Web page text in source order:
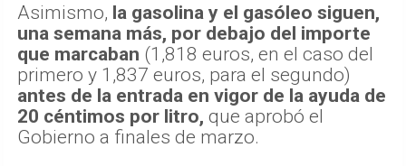
Asimismo, la gasolina y el gasóleo siguen,
una semana más, por debajo del importe
que marcaban (1,818 euros, en el caso del
primero y 1,837 euros, para el segundo)
antes de la entrada en vigor de la ayuda de
20 céntimos por litro, que aprobó el
Gobierno a finales de marzo.